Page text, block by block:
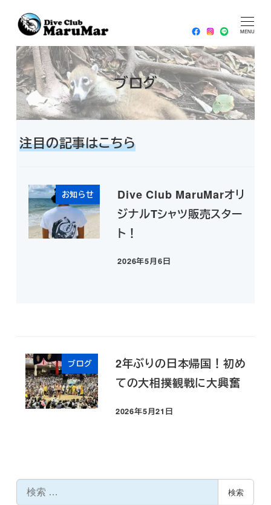
MENU
HOME 2026年
ブログ
注目の記事はこちら
お知らせ
Dive Club MaruMarオリ
ジナルTシャツ販売スター
ト！
投稿日
2026年5月6日
ブログ
2年ぶりの日本帰国！初め
ての大相撲観戦に大興奮
投稿日
2026年5月21日
索
検索